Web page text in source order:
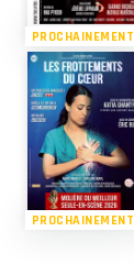
PROCHAINEMENT
PROCHAINEMENT